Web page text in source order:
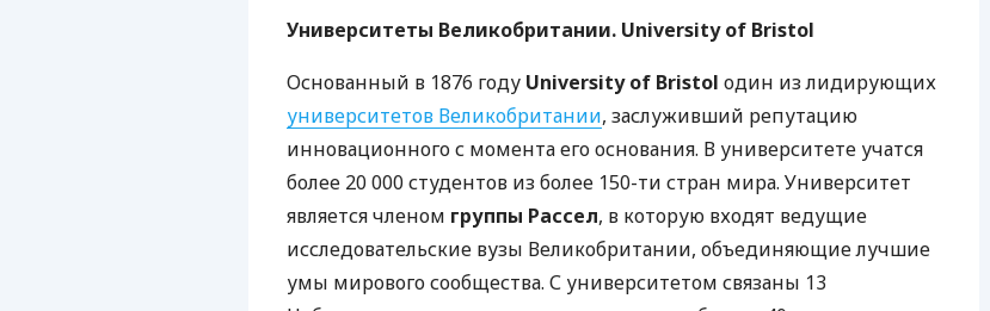
ЕЖЕМЕСЯЧНЫЙ ОБЗОР
БАНКОВСКИМ КАРТАМ
Университеты Великобритании. University of Bristol
Основанный в 1876 году University of Bristol один из лидирующих
университетов Великобритании, заслуживший репутацию
инновационного с момента его основания. В университете учатся
более 20 000 студентов из более 150-ти стран мира. Университет
является членом группы Рассел, в которую входят ведущие
исследовательские вузы Великобритании, объединяющие лучшие
умы мирового сообщества. С университетом связаны 13